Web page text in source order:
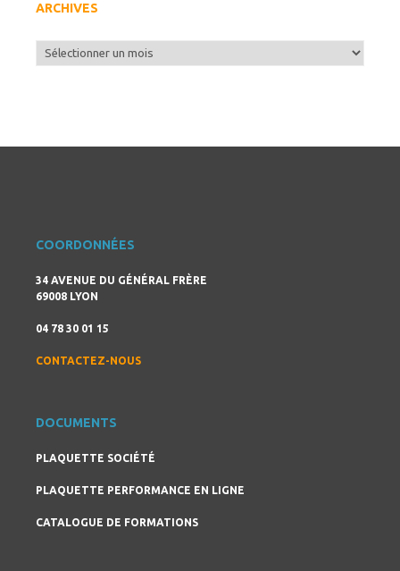
ARCHIVES
Archives
COORDONNÉES
34 AVENUE DU GÉNÉRAL FRÈRE
69008 LYON
04 78 30 01 15
CONTACTEZ-NOUS
DOCUMENTS
PLAQUETTE SOCIÉTÉ
PLAQUETTE PERFORMANCE EN LIGNE
CATALOGUE DE FORMATIONS